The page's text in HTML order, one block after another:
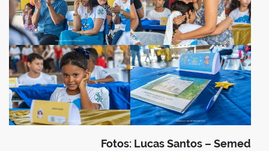
Fotos: Lucas Santos – Semed